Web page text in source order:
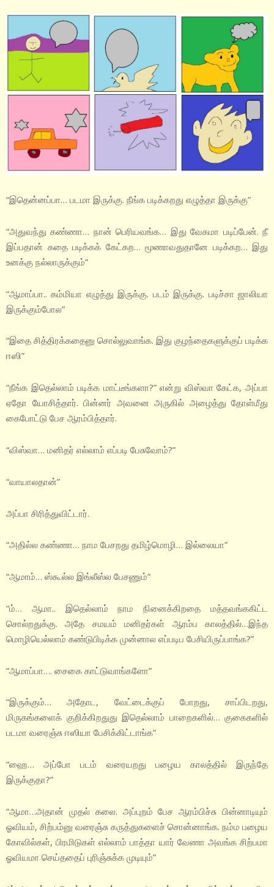
“இதென்னப்பா… படமா இருக்கு. நீங்க படிக்கறது எழுத்தா இருக்கு”
“அதுவந்து கண்ணா… நான் பெரியவங்க… இது வேகமா படிப்பேன். நீ
இப்பதான் கதை படிக்கக் கேட்கற… மூணாவதுதானே படிக்கற… இது
உனக்கு நல்லாருக்கும்”
“ஆமாப்பா..‌ கம்மியா எழுத்து இருக்கு. படம் இருக்கு. படிச்சா ஜாலியா
இருக்கும்போல”
“இதை சித்திரக்கதைனு சொல்லுவாங்க. இது குழந்தைகளுக்குப் படிக்க
ஈஸி”
“நீங்க இதெல்லாம் படிக்க மாட்டீங்களா?” என்று விஸ்வா கேட்க, அப்பா
ஏதோ யோசித்தார். பின்னர் அவனை அருகில் அழைத்து தோள்மீது
கைபோட்டு பேச ஆரம்பித்தார்.
“விஸ்வா… மனிதர் எல்லாம் எப்படி பேசுவோம்?”
“வாயாலதான்”
அப்பா சிரித்துவிட்டார்.
“அதில்ல கண்ணா… நாம பேசறது தமிழ்மொழி… இல்லையா”
“ஆமாம்… ஸ்கூல்ல இங்லீஸ்ல பேசணும்”
“ம்… ஆமா.. இதெல்லாம் நாம நினைக்கிறதை மத்தவங்ககிட்ட
சொல்றதுக்கு. அதே சமயம் மனிதர்கள் ஆரம்ப காலத்தில்…இந்த
மொழியெல்லாம் கண்டுபிடிக்க முன்னால எப்படிப பேசியிருப்பாங்க?”
“ஆமாப்பா…. சைகை காட்டுவாங்களோ”
“இருக்கும்… அதோட, வேட்டைக்குப் போறது, சாப்பிடறது,
மிருகங்களைக் குறிக்கிறதுது இதெல்லாம் பாறைகளில்… குகைகளில்
படமா வரைஞ்சு ஈஸியா பேசிக்கிட்டாங்க”
“ஹை… அப்போ படம் வரையறது பழைய காலத்தில் இருந்தே
இருக்குதா?”
“ஆமா…அதான் முதல் கலை. அப்புறம் பேச ஆரம்பிச்சு பின்னாடியும்
ஓவியம், சிற்பம்னு வரைஞ்சு கருத்துகளைச் சொன்னாங்க. நம்ம பழைய
கோவில்கள், பிரமிடுகள் எல்லாம் பாத்தா யார் வேணா அவங்க சிற்பமா
ஓவியமா செய்ததைப் புரிஞ்சுக்க முடியும்”